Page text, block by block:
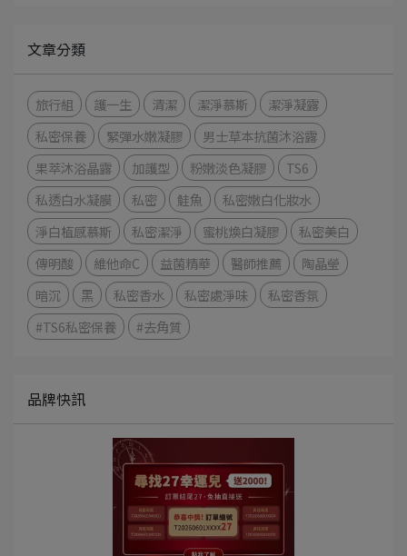
文章分類
旅行組 護一生 清潔 潔淨慕斯
潔淨凝露
私密保養
緊彈水嫩凝膠
男士草本抗菌沐浴露
果萃沐浴晶露
加護型 粉嫩淡色凝膠
TS6
私透白水凝膜
私密 鮭魚
私密嫩白化妝水
淨白植感慕斯
私密潔淨 蜜桃煥白凝膠
私密美白
傳明酸
維他命C 益菌精華 醫師推薦
陶晶瑩
暗沉
黑 私密香水 私密處淨味
私密香氛
#TS6私密保養
#去角質
品牌快訊